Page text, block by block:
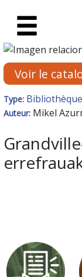
Fiche de
Voir le
Type:
Auteur: Mikel